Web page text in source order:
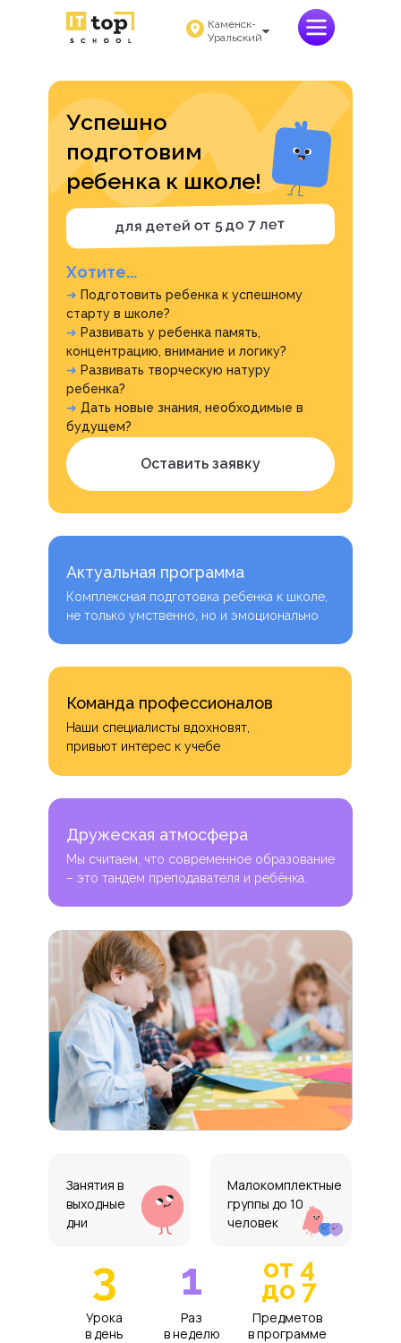
Каменск-
Уральский
➜ Подготовить ребенка к успешному
старту в школе?
➜ Развивать у ребенка память,
концентрацию, внимание и логику?
➜ Развивать творческую натуру
ребенка?
➜ Дать новые знания, необходимые в
будущем?
Успешно
подготовим
ребенка к школе!
для детей от 5 до 7 лет
Оставить заявку
Хотите...
Дружеская атмосфера
Мы считаем, что современное образование
– это тандем преподавателя и ребёнка.
Команда профессионалов
Наши специалисты вдохновят,
привьют интерес к учебе
Актуальная программа
Комплексная подготовка ребенка к школе,
не только умственно, но и эмоционально
3
Урока
в день
1
Раз
в неделю
от 4
до 7
Предметов
в программе
Занятия в
выходные
дни
Малокомплектные
группы до 10
человек